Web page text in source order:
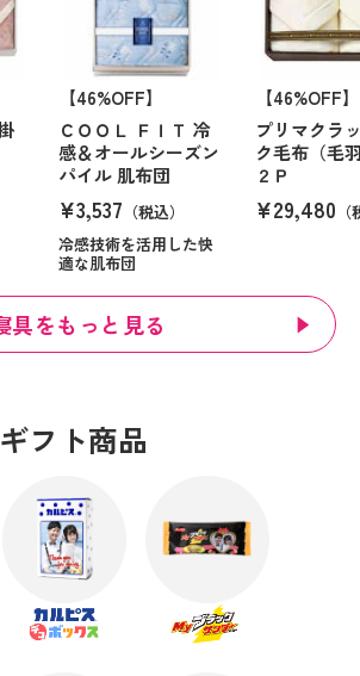
【46%OFF】
ＣＯＯＬ ＦＩＴ 冷
感＆オールシーズン
パイル 肌布団
¥3,537 （税込）
冷感技術を活用した快
適な肌布団
【46%OFF】
プリマクラ
ク毛布（毛
２Ｐ
¥29,480
具をもっと見る
フト商品